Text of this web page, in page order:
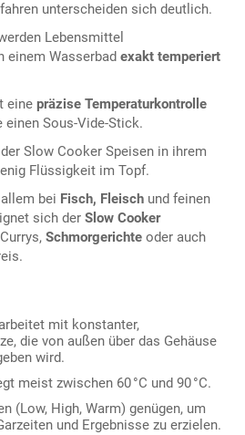
unterscheiden sich deutlich.
Lebensmittel
einem Wasserbad exakt temperiert
eine präzise Temperaturkontrolle
einen Sous-Vide-Stick.
Slow Cooker Speisen in ihrem
Flüssigkeit im Topf.
bei Fisch, Fleisch und feinen
sich der Slow Cooker
Schmorgerichte oder auch
mit konstanter,
die von außen über das Gehäuse
wird.
meist zwischen 60 °C und 90 °C.
(Low, High, Warm) genügen, um
und Ergebnisse zu erzielen.